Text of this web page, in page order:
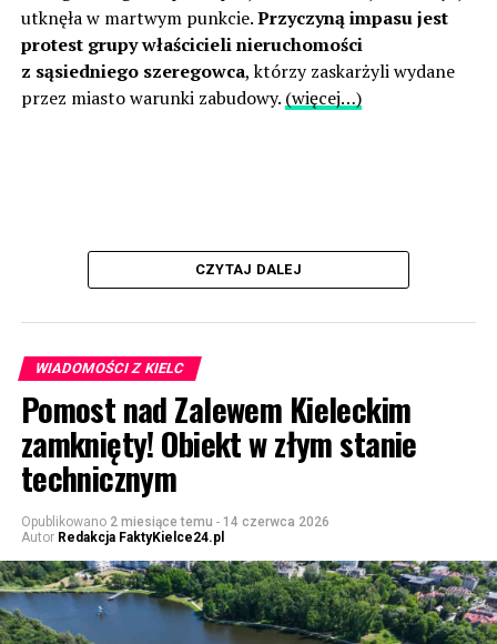
utknęła w martwym punkcie.Przyczyną impasu jest
protest grupy właścicieli nieruchomości
z sąsiedniego szeregowca, którzy zaskarżyli wydane
przez miasto warunki zabudowy. (więcej…)
CZYTAJ DALEJ
WIADOMOŚCI Z KIELC
Pomost nad Zalewem Kieleckim
zamknięty! Obiekt w złym stanie
technicznym
Opublikowano 2 miesiące temu - 14 czerwca 2026
Autor Redakcja FaktyKielce24.pl